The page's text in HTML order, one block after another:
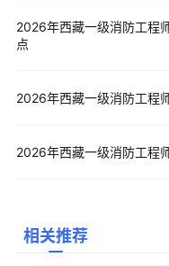
A：不建议。虽然缴费
截止系统压力大，容易出
2026年一级消防工程
一消考试报名、资格审核
师备考资料包
2026年西藏一级消防工程
点
2026年西藏一级消防工程
2026年西藏一级消防工程
相关推荐